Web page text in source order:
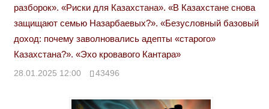
разборок». «Риски для Казахстана». «В Казахстане снова
защищают семью Назарбаевых?». «Безусловный базовый
доход: почему заволновались адепты «старого»
Казахстана?». «Эхо кровавого Кантара»
28.01.2025 12:00 43496